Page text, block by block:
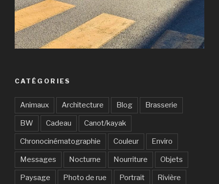
CATÉGORIES
Animaux Architecture Blog Brasserie
BW Cadeau Canot/kayak
Chronocinématographie Couleur Enviro
Messages Nocturne Nourriture Objets
Paysage Photo de rue Portrait Rivière